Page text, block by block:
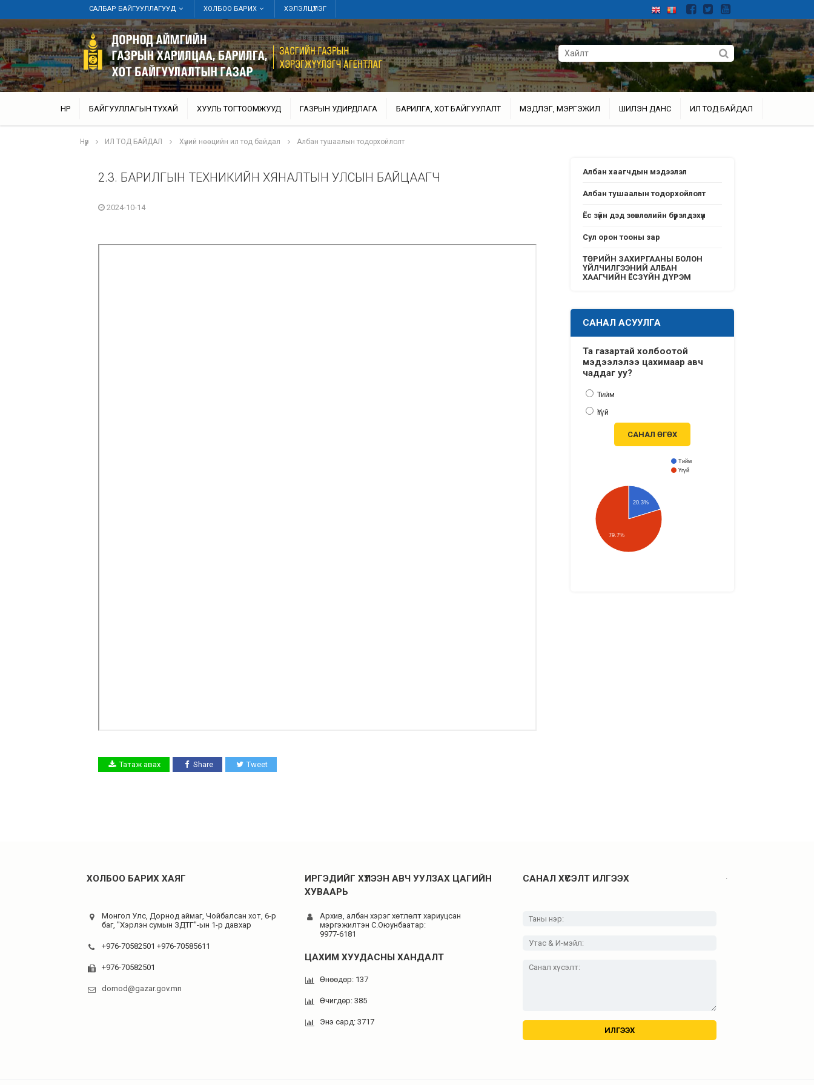
САЛБАР БАЙГУУЛЛАГУУД ХОЛБОО БАРИХ ХЭЛЭЛЦҮҮЛЭГ
НҮҮР БАЙГУУЛЛАГЫН ТУХАЙ ХУУЛЬ ТОГТООМЖУУД ГАЗРЫН УДИРДЛАГА БАРИЛГА, ХОТ БАЙГУУЛАЛТ МЭДЛЭГ, МЭРГЭЖИЛ ШИЛЭН ДАНС ИЛ ТОД БАЙДАЛ
Нүүр ИЛ ТОД БАЙДАЛ Хүний нөөцийн ил тод байдал Албан тушаалын тодорхойлолт
2.3. БАРИЛГЫН ТЕХНИКИЙН ХЯНАЛТЫН УЛСЫН БАЙЦААГЧ
2024-10-14
Татаж авах Share Tweet
Албан хаагчдын мэдээлэл
Албан тушаалын тодорхойлолт
Ёс зүйн дэд зөвлөлийн бүрэлдэхүүн
Сул орон тооны зар
ТӨРИЙН ЗАХИРГААНЫ БОЛОН
ҮЙЛЧИЛГЭЭНИЙ АЛБАН
ХААГЧИЙН ЁСЗҮЙН ДҮРЭМ
САНАЛ АСУУЛГА
Та газартай холбоотой
мэдээлэлээ цахимаар авч
чаддаг уу?
Тийм
Үгүй
САНАЛ ӨГӨХ
Тийм
Үгүй
20.3%
79.7%
ХОЛБОО БАРИХ ХАЯГ
Монгол Улс, Дорнод аймаг, Чойбалсан хот, 6-р
баг, "Хэрлэн сумын ЗДТГ"-ын 1-р давхар
+976-70582501 +976-70585611
+976-70582501
dornod@gazar.gov.mn
ИРГЭДИЙГ ХҮЛЭЭН АВЧ УУЛЗАХ ЦАГИЙН
ХУВААРЬ
Архив, албан хэрэг хөтлөлт хариуцсан
мэргэжилтэн C.Оюунбаатар:
9977-6181
ЦАХИМ ХУУДАСНЫ ХАНДАЛТ
Өнөөдөр: 137
Өчигдөр: 385
Энэ сард: 3717
САНАЛ ХҮСЭЛТ ИЛГЭЭХ .